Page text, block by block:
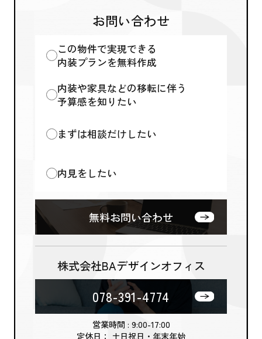
お問い合わせ
この物件で実現できる
内装プランを無料作成
内装や家具などの移転に伴う
予算感を知りたい
まずは相談だけしたい
内見をしたい
無料お問い合わせ
株式会社BAデザインオフィス
078-391-4774
営業時間 : 9:00-17:00
定休日： 土日祝日・年末年始